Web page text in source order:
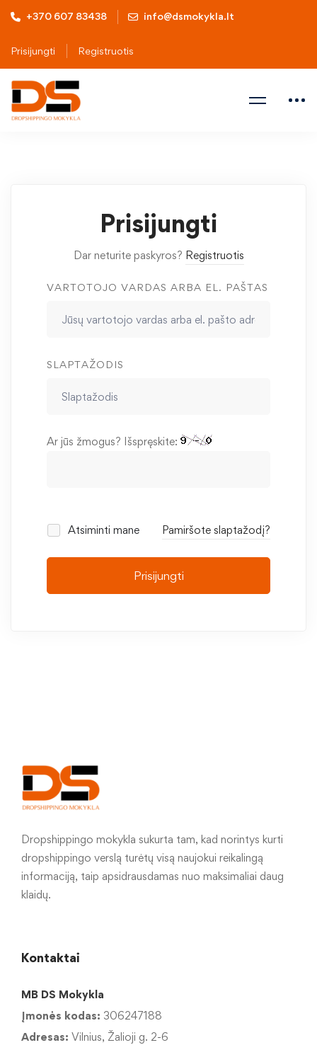
+370 607 83438 info@dsmokykla.lt
Prisijungti Registruotis
Prisijungti
Dar neturite paskyros? Registruotis
VARTOTOJO VARDAS ARBA EL. PAŠTAS
SLAPTAŽODIS
Ar jūs žmogus? Išspręskite:
Atsiminti mane Pamiršote slaptažodį?
Prisijungti
Dropshippingo mokykla sukurta tam, kad norintys kurti
dropshippingo verslą turėtų visą naujokui reikalingą
informaciją, taip apsidrausdamas nuo maksimaliai daug
klaidų.
Kontaktai
MB DS Mokykla
Įmonės kodas: 306247188
Adresas: Vilnius, Žalioji g. 2-6